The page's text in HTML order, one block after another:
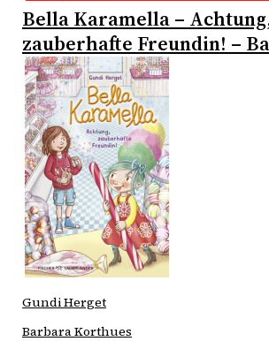
Bella Karamella –
zauberhafte Freundin! –
Gundi Herget
Barbara Korthues